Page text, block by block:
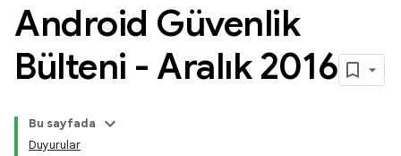
Android Güvenlik
Bülteni - Aralık 2016
Bu sayfada
Duyurular